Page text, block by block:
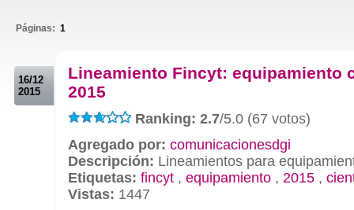
Páginas: 1
16/12
2015
Lineamiento Fincyt: equipamiento
2015
Ranking: 2.7/5.0 (67 votos)
Agregado por: comunicacionesdgi
Descripción: Lineamientos para
Etiquetas: fincyt , equipamiento , 2015 ,
Vistas: 1447